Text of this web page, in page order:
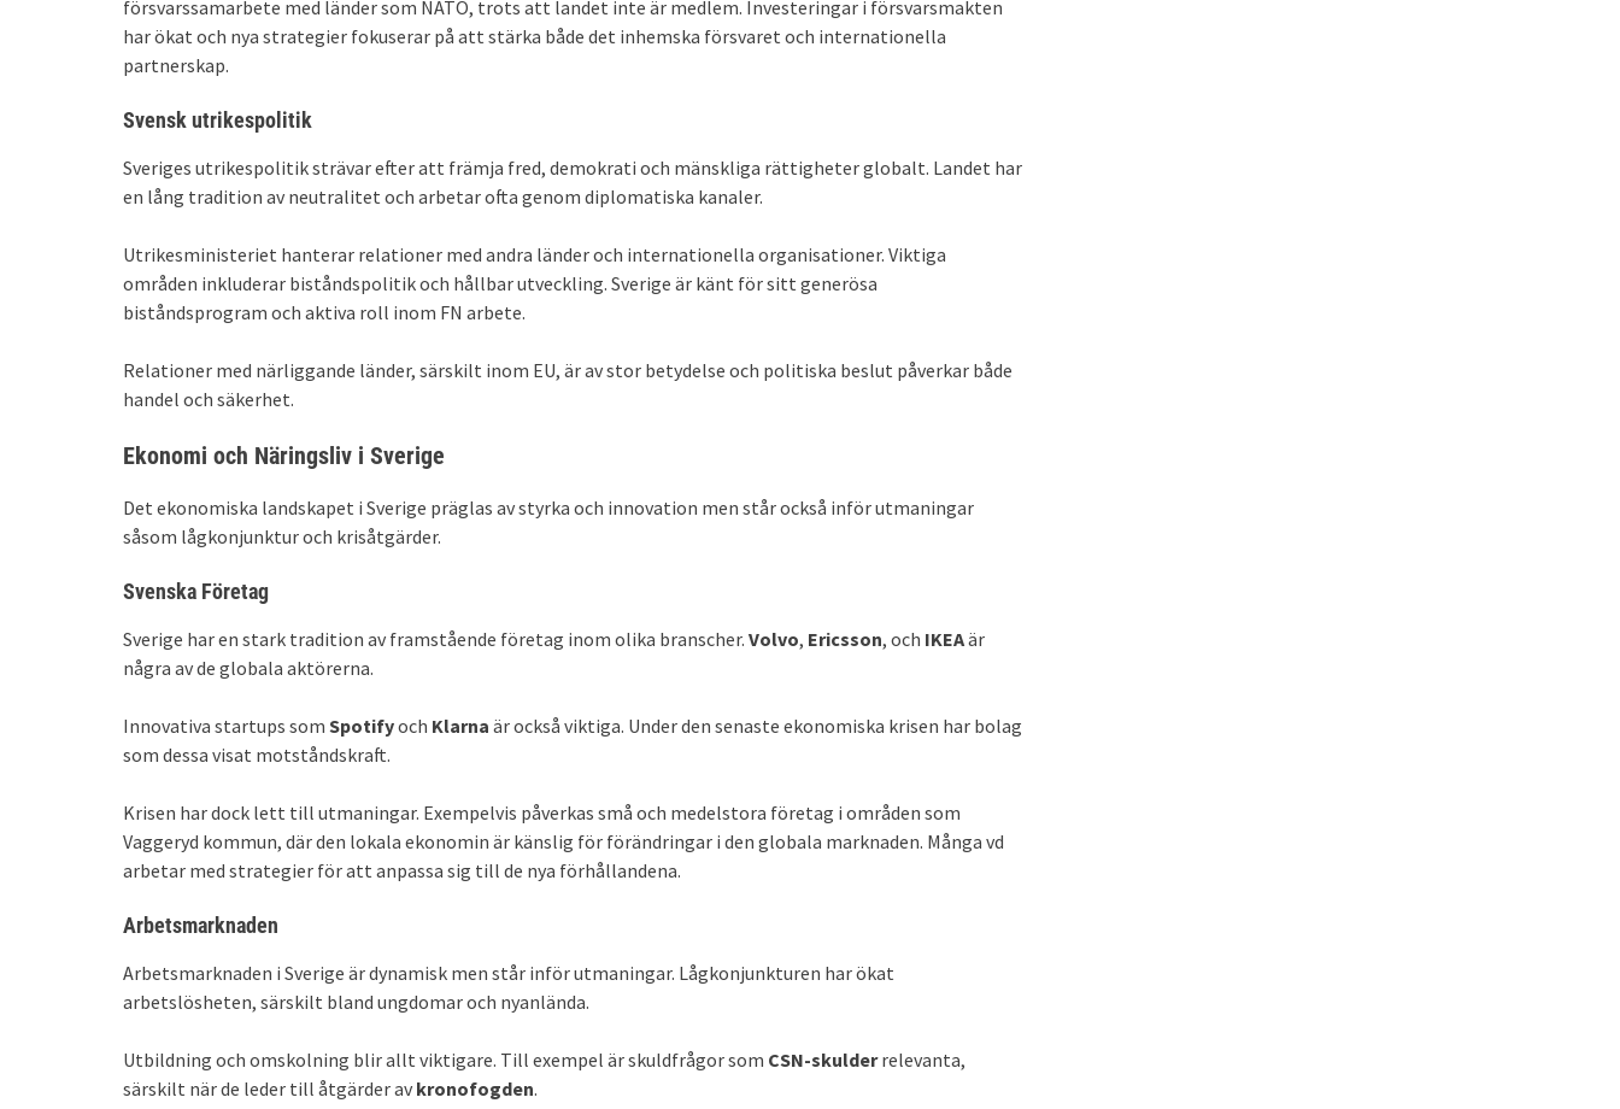
försvarssamarbete med länder som NATO, trots att landet inte är medlem. Investeringar i försvarsmakten
har ökat och nya strategier fokuserar på att stärka både det inhemska försvaret och internationella
partnerskap.
Svensk utrikespolitik
Sveriges utrikespolitik strävar efter att främja fred, demokrati och mänskliga rättigheter globalt. Landet har
en lång tradition av neutralitet och arbetar ofta genom diplomatiska kanaler.
Utrikesministeriet hanterar relationer med andra länder och internationella organisationer. Viktiga
områden inkluderar biståndspolitik och hållbar utveckling. Sverige är känt för sitt generösa
biståndsprogram och aktiva roll inom FN arbete.
Relationer med närliggande länder, särskilt inom EU, är av stor betydelse och politiska beslut påverkar både
handel och säkerhet.
Ekonomi och Näringsliv i Sverige
Det ekonomiska landskapet i Sverige präglas av styrka och innovation men står också inför utmaningar
såsom lågkonjunktur och krisåtgärder.
Svenska Företag
Sverige har en stark tradition av framstående företag inom olika branscher. Volvo, Ericsson, och IKEAär
några av de globala aktörerna.
Innovativa startups som Spotifyoch Klarna är också viktiga. Under den senaste ekonomiska krisen har bolag
som dessa visat motståndskraft.
Krisen har dock lett till utmaningar. Exempelvis påverkas små och medelstora företag i områden som
Vaggeryd kommun, där den lokala ekonomin är känslig för förändringar i den globala marknaden. Många vd
arbetar med strategier för att anpassa sig till de nya förhållandena.
Arbetsmarknaden
Arbetsmarknaden i Sverige är dynamisk men står inför utmaningar. Lågkonjunkturen har ökat
arbetslösheten, särskilt bland ungdomar och nyanlända.
Utbildning och omskolning blir allt viktigare. Till exempel är skuldfrågor som CSN-skulderrelevanta,
särskilt när de leder till åtgärder av kronofogden.